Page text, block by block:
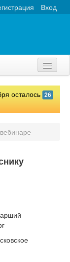
Вход
осталось 26